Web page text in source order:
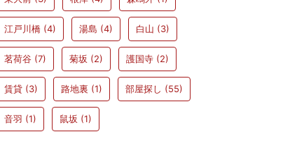
江戸川橋 (4) 湯島 (4) 白山 (3)
茗荷谷 (7) 菊坂 (2) 護国寺 (2)
賃貸 (3) 路地裏 (1) 部屋探し (55)
音羽 (1) 鼠坂 (1)